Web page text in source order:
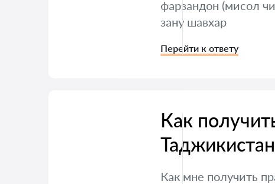
фарзандон (мисол
зану шавхар
Перейти к ответу
Как
Как мне получить